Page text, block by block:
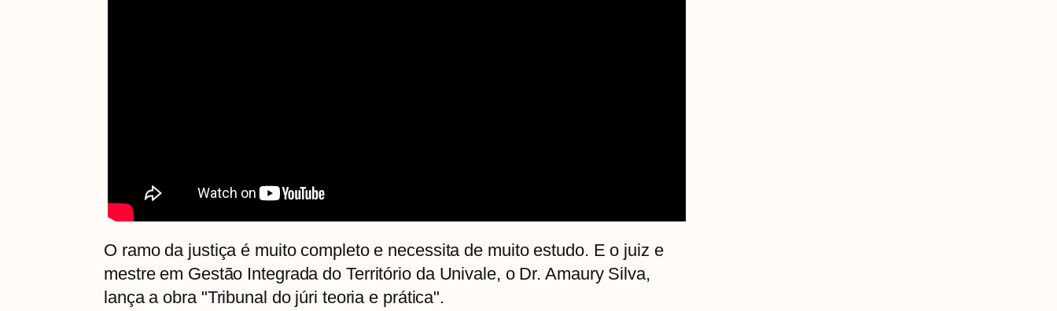
O ramo da justiça é muito completo e necessita de muito estudo. E o juiz e
mestre em Gestão Integrada do Território da Univale, o Dr. Amaury Silva,
lança a obra "Tribunal do júri teoria e prática".